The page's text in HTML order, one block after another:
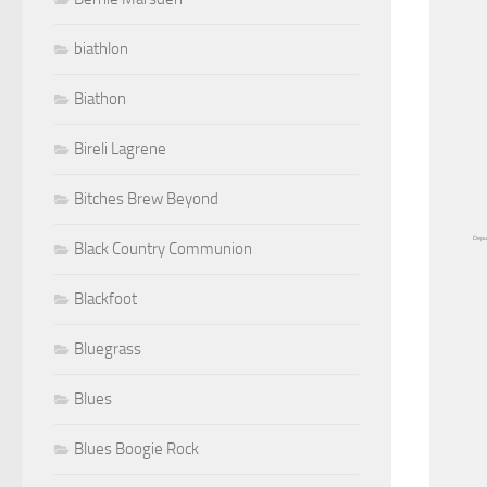
biathlon
Biathon
Bireli Lagrene
Bitches Brew Beyond
Black Country Communion
Blackfoot
Bluegrass
Blues
Blues Boogie Rock